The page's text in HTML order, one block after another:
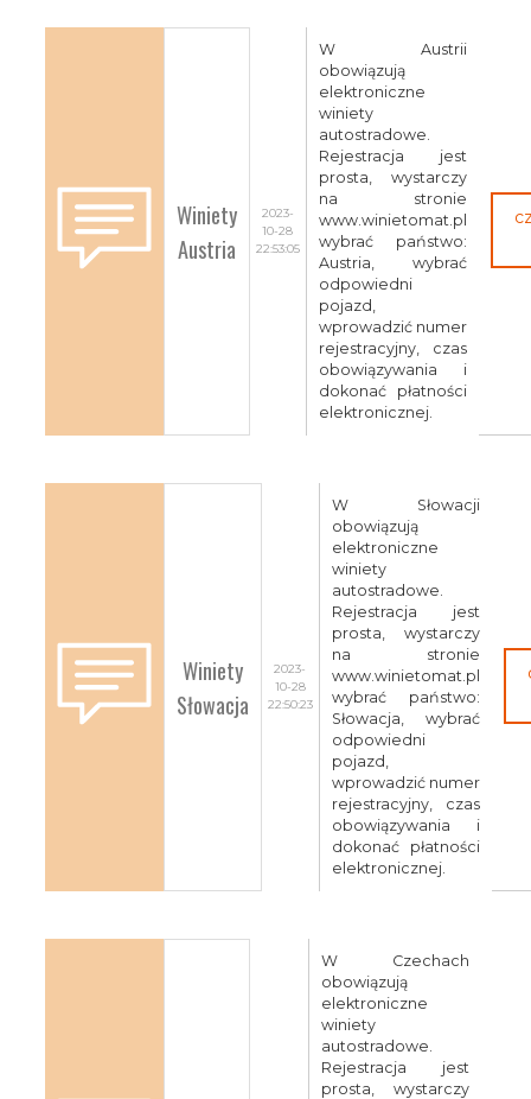
Winiety
Austria
2023-
10-28
22:53:05
W Austrii
obowiązują
elektroniczne
winiety
autostradowe.
Rejestracja jest
prosta, wystarczy
na stronie
www.winietomat.pl
wybrać państwo:
Austria, wybrać
odpowiedni
pojazd,
wprowadzić numer
rejestracyjny, czas
obowiązywania i
dokonać płatności
elektronicznej.
Winiety
Słowacja
2023-
10-28
22:50:23
W Słowacji
obowiązują
elektroniczne
winiety
autostradowe.
Rejestracja jest
prosta, wystarczy
na stronie
www.winietomat.pl
wybrać państwo:
Słowacja, wybrać
odpowiedni
pojazd,
wprowadzić numer
rejestracyjny, czas
obowiązywania i
dokonać płatności
elektronicznej.
W Czechach
obowiązują
elektroniczne
winiety
autostradowe.
Rejestracja jest
prosta, wystarczy